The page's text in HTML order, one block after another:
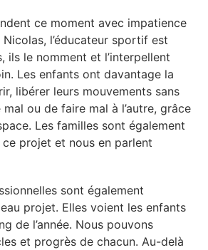
ce moment avec impatience
l’éducateur sportif est
ils le nomment et l’interpellent
Les enfants ont davantage la
libérer leurs mouvements sans
ou de faire mal à l’autre, grâce
Les familles sont également
projet et nous en parlent
sont également
projet. Elles voient les enfants
de l’année. Nous pouvons
et progrès de chacun. Au-delà